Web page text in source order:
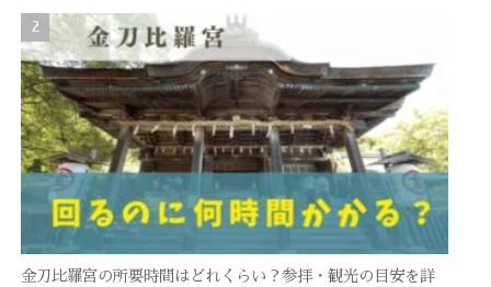
金刀比羅宮の所要時間はどれくらい？参拝・観光の目安を詳